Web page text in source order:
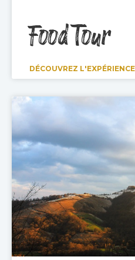
Food Tour
DÉCOUVREZ